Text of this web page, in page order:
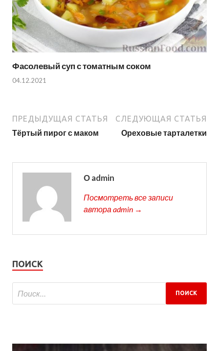
Фасолевый суп с томатным соком
04.12.2021
ПРЕДЫДУЩАЯ СТАТЬЯ
Тёртый пирог с маком
СЛЕДУЮЩАЯ СТАТЬЯ
Ореховые тарталетки
О admin
Посмотреть все записи
автора admin →
ПОИСК